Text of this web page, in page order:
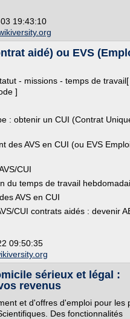
19:43:10
aidé) ou EVS
- missions - temps de
]
: obtenir un CUI (Contrat
des AVS en CUI (ou EVS
CUI
du temps de travail
AVS en CUI
CUI contrats aidés : devenir
09:50:35
sérieux et légal :
revenus
et d'offres d'emploi pour les
Des fonctionnalités